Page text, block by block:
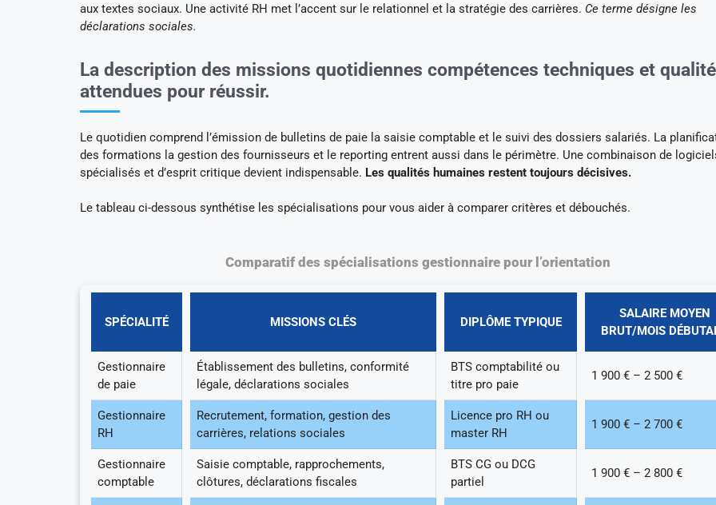
aux textes sociaux. Une activité RH met l’accent sur le relationnel et la stratégie des carrières. Ce terme désigne les
déclarations sociales.
La description des missions quotidiennes compétences techniques et
attendues pour réussir.
Le quotidien comprend l’émission de bulletins de paie la saisie comptable et le suivi des dossiers salariés. La
des formations la gestion des fournisseurs et le reporting entrent aussi dans le périmètre. Une combinaison de
spécialisés et d’esprit critique devient indispensable. Les qualités humaines restent toujours décisives.
Le tableau ci-dessous synthétise les spécialisations pour vous aider à comparer critères et débouchés.
Comparatif des spécialisations gestionnaire pour l’orientation
SPÉCIALITÉ MISSIONS CLÉS DIPLÔME TYPIQUE
SALAIRE MOYEN
BRUT/MOIS
Gestionnaire
de paie
Établissement des bulletins, conformité
légale, déclarations sociales
BTS comptabilité ou
titre pro paie
1 900 € – 2 500 €
Gestionnaire
RH
Recrutement, formation, gestion des
carrières, relations sociales
Licence pro RH ou
master RH
1 900 € – 2 700 €
Gestionnaire
comptable
Saisie comptable, rapprochements,
clôtures, déclarations fiscales
BTS CG ou DCG
partiel
1 900 € – 2 800 €